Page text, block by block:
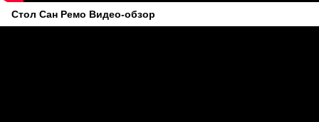
Стол Сан Ремо Видео-обзор